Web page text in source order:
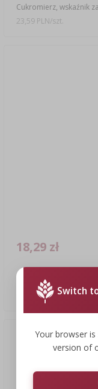
Cukromierz, wskaźnik
23,59 PLN/szt.
Alkoholomierz mały
18,29 zł
18,29 PLN/szt.Switch
Your browser
version of